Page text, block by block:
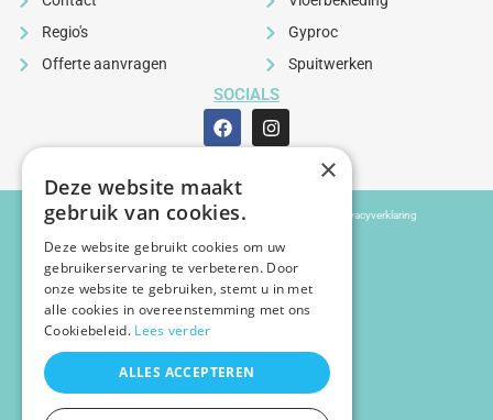
Regio's
Offerte aanvragen
Gyproc
Spuitwerken
SOCIALS
Webdesign by: Swift IT
Copyright 2024 Algemene voorwaarden Privacyverklaring
×
Deze website maakt
gebruik van cookies.
Deze website gebruikt cookies om uw
gebruikerservaring te verbeteren. Door
onze website te gebruiken, stemt u in met
alle cookies in overeenstemming met ons
Cookiebeleid. Lees verder
ALLES ACCEPTEREN